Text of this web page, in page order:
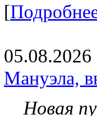
[
05.08.2026
Мануэла,
Новая